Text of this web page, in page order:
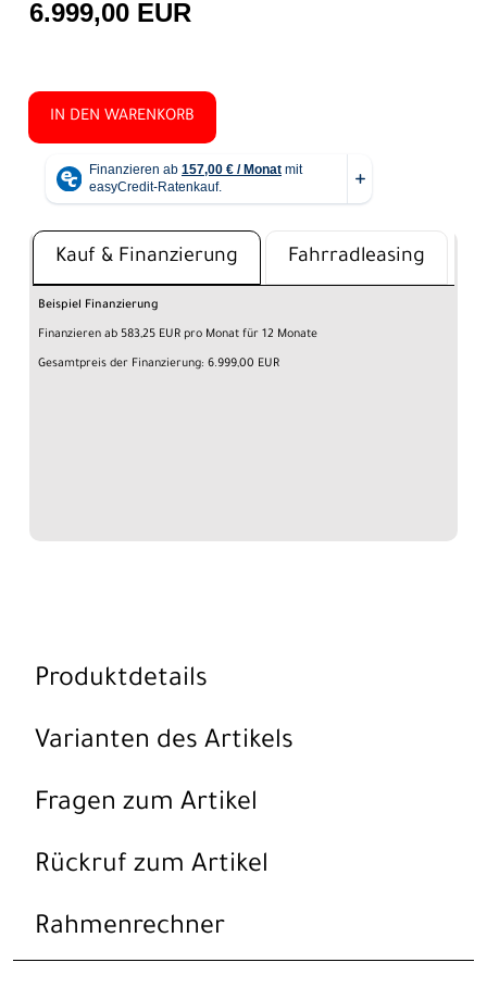
6.999,00 EUR
IN DEN WARENKORB
Kauf & Finanzierung Fahrradleasing
Beispiel Finanzierung
Finanzieren ab 583,25 EUR pro Monat für 12 Monate
Gesamtpreis der Finanzierung: 6.999,00 EUR
Produktdetails
Varianten des Artikels
Fragen zum Artikel
Rückruf zum Artikel
Rahmenrechner